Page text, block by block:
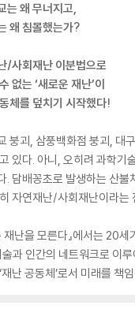
는 왜 무너지고,
왜 침몰했는가?
/사회재난 이분법으로
없는 ‘새로운 재난’이
체를 덮치기 시작했다!
붕괴, 삼풍백화점 붕괴, 대
있다. 아니, 오히려 과학기
. 담배꽁초로 발생하는 산
자연재난/사회재난이라는
재난을 모른다』에서는 20
과 인간의 네트워크로 이
재난 공동체’로서 미래를 책